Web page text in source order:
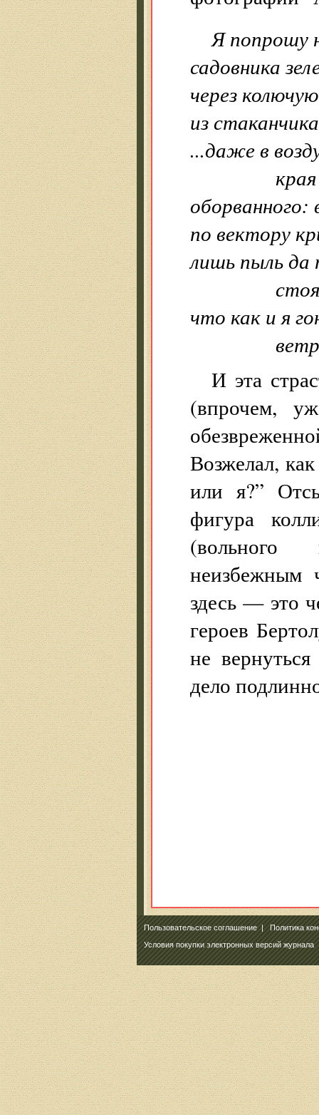
Я попрошу
садовника
через
из
...даже в
края
оборванного:
по вектору
лишь пыль
что как и я
И эта
(впрочем,
Возжелал,
или я?”
фигура
(вольного
неизбежным
здесь — это
героев
не
дело
Пользовательское соглашение|Политика
Условия покупки электронных версий журнала